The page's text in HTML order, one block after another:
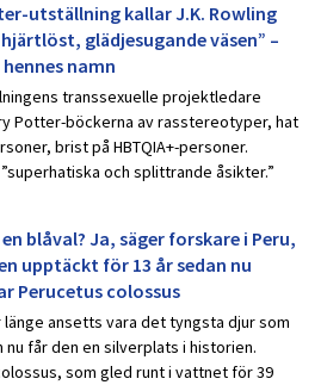
utställning kallar J.K. Rowling
glädjesugande väsen” –
namn
transsexuelle projektledare
Potter-böckerna av rasstereotyper, hat
brist på HBTQIA+-personer.
och splittrande åsikter.”
blåval? Ja, säger forskare i Peru,
upptäckt för 13 år sedan nu
Perucetus colossus
länge ansetts vara det tyngsta djur som
nu får den en silverplats i historien.
som gled runt i vattnet för 39